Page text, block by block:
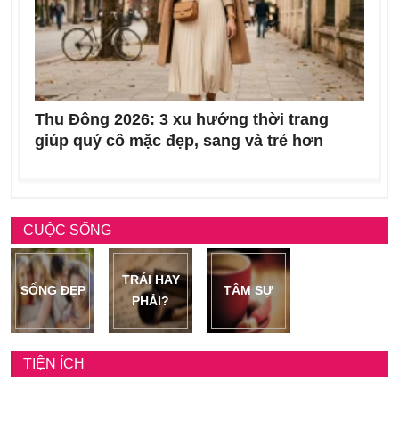
Thu Đông 2026: 3 xu hướng thời trang
giúp quý cô mặc đẹp, sang và trẻ hơn
CUỘC SỐNG
SỐNG ĐẸP
TRÁI HAY
PHẢI?
TÂM SỰ
TIỆN ÍCH